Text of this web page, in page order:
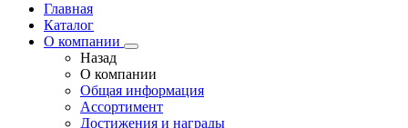
Главная
Каталог
О компании
Назад
О компании
Общая информация
Ассортимент
Достижения и награды